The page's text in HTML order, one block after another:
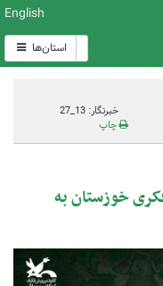
English
استان‌ها
خبرنگار: 13_27
چاپ
خوزستان به